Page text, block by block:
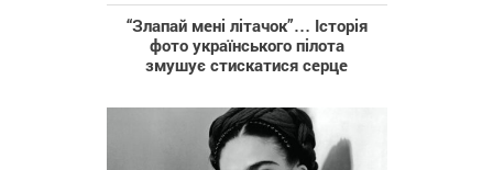
“Злапай мені літачок”… Історія
фото українського пілота
змушує стискатися серце